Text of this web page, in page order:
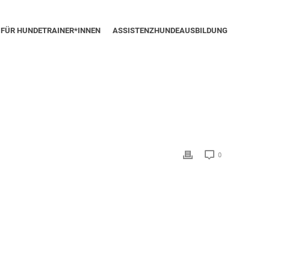
FÜR HUNDETRAINER*INNEN ASSISTENZHUNDEAUSBILDUNG
0